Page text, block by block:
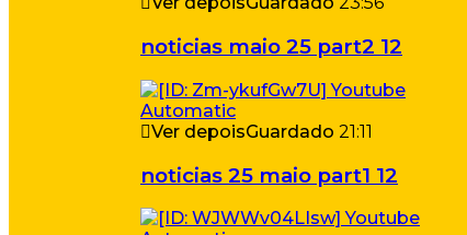
noticias maio 25 part2 12
Ver depoisGuardado 21:11
noticias 25 maio part1 12